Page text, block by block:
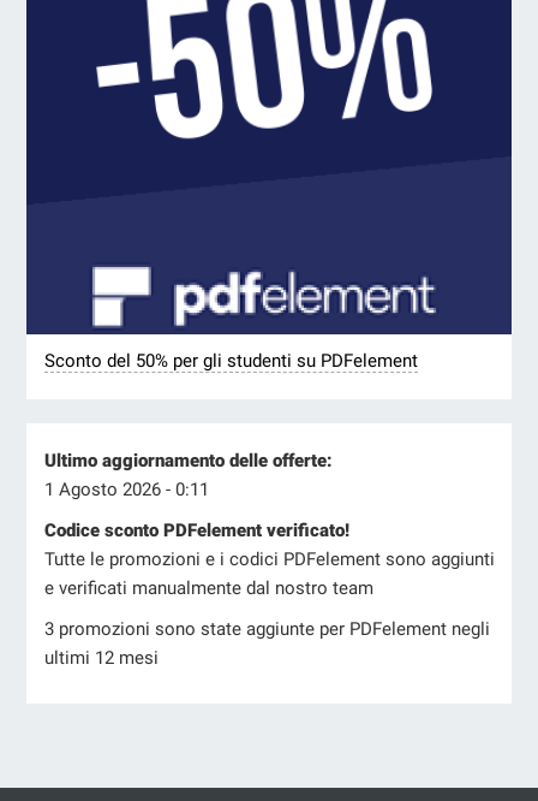
Sconto del 50% per gli studenti su PDFelement
Ultimo aggiornamento delle offerte:
1 Agosto 2026 - 0:11
Codice sconto PDFelement verificato!
Tutte le promozioni e i codici PDFelement sono aggiunti
e verificati manualmente dal nostro team
3 promozioni sono state aggiunte per PDFelement negli
ultimi 12 mesi